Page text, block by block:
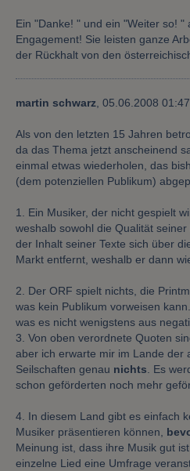
Ein "Danke! " und ein "Weiter so! "
Engagement! Sie leisten ganze
der Rückhalt von den
martin schwarz, 05.06.2008
Als von den letzten 15 Jahren
da das Thema jetzt anscheinend
einmal etwas wiederholen, das
(dem potenziellen Publikum)
1. Ein Musiker, der nicht gespielt
weshalb sowohl die Qualität
der Inhalt seiner Texte sich über
Markt entfernt, weshalb er dann
2. Der ORF spielt nichts, die
was kein Publikum vorweisen
was es nicht wenigstens aus
3. Von oben verordnete Quoten
aber ich erwarte mir im Lande der
Seilschaften genau nichts. Es
schon geförderten noch mehr
4. In diesem Land gibt es einfach
Musiker präsentieren können,
Meinung ist, dass ihre Musik gut
einzelne Lied eine Umfrage